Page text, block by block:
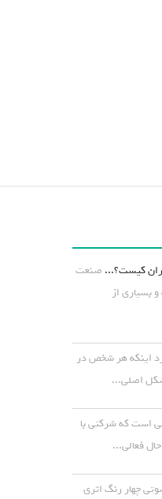
کیست؟... صنعت
بسیاری از
اینکه هر شخص در
است که شرکتی با
فعالی...
چهار رنگ اثری